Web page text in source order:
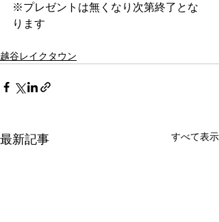
※プレゼントは無くなり次第終了とな
ります
越谷レイクタウン
最新記事 すべて表示